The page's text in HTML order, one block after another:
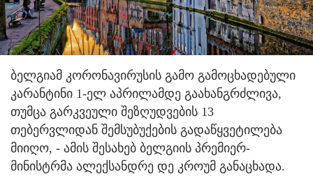
ბელგიამ კორონავირუსის გამო გამოცხადებული
კარანტინი 1-ელ აპრილამდე გაახანგრძლივა,
თუმცა გარკვეული შეზღუდვების 13
თებერვლიდან შემსუბუქების გადაწყვეტილება
მიიღო, - ამის შესახებ ბელგიის პრემიერ-
მინისტრმა ალექსანდრე დე კროუმ განაცხადა.